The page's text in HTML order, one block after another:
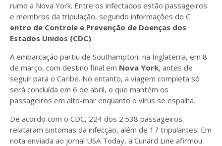
rumo a Nova York. Entre os infectados estão passageiros
e membros da tripulação, segundo informações do C
entro de Controle e Prevenção de Doenças dos
Estados Unidos (CDC).
A embarcação partiu de Southampton, na Inglaterra, em 8
de março, com destino final em Nova York, antes de
seguir para o Caribe. No entanto, a viagem completa só
será concluída em 6 de abril, o que mantém os
passageiros em alto-mar enquanto o vírus se espalha.
De acordo com o CDC, 224 dos 2.538 passageiros
relataram sintomas da infecção, além de 17 tripulantes. Em
nota enviada ao jornal USA Today, a Cunard Line afirmou